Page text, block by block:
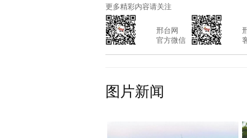
更多精彩内容请关注
			邢台网
			官方微信
			邢台网
			客户端
图片新闻